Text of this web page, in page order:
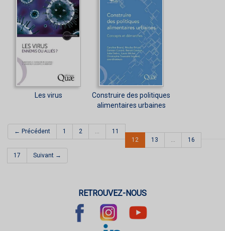
Les virus
Construire des politiques
alimentaires urbaines
← Précédent 1 2 …
11
12 (current)
13 … 16
17 Suivant →
RETROUVEZ-NOUS